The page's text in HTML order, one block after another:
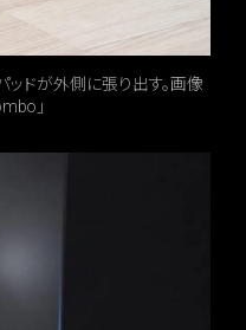
ドが外側に張り出す。画像
」